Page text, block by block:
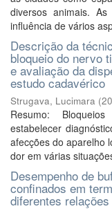
diversos animais.
influência de vários
Descrição da
bloqueio do nervo
e avaliação da
estudo cadavérico
Strugava, Lucimara (
Resumo:
estabelecer
afecções do aparelho
dor em várias
Desempenho de
confinados em
diferentes